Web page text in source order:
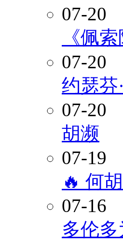
07-20
《佩
07-20
约瑟芬
07-20
胡濒
07-19
🔥 何
07-16
多伦